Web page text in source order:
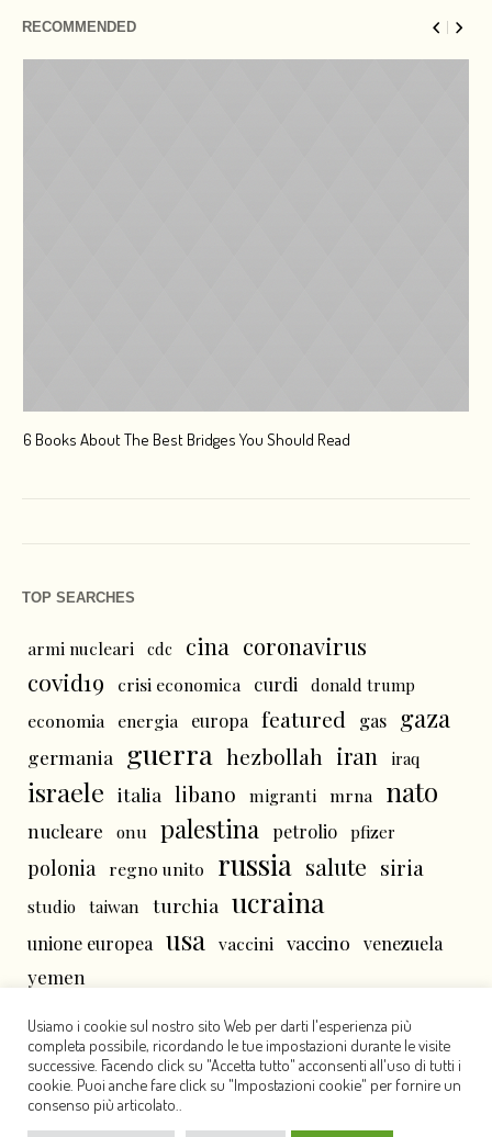
RECOMMENDED
6 Books About The Best Bridges You Should Read
TOP SEARCHES
armi nucleari cdc cina coronavirus
covid19 crisi economica curdi donald trump
economia energia europa featured gas gaza
germania guerra hezbollah iran iraq
israele italia libano migranti mrna nato
nucleare onu palestina petrolio pfizer
polonia regno unito russia salute siria
studio taiwan turchia ucraina
unione europea usa vaccini vaccino venezuela
yemen
Usiamo i cookie sul nostro sito Web per darti l'esperienza più
completa possibile, ricordando le tue impostazioni durante le visite
successive. Facendo click su "Accetta tutto" acconsenti all'uso di tutti i
cookie. Puoi anche fare click su "Impostazioni cookie" per fornire un
consenso più articolato..